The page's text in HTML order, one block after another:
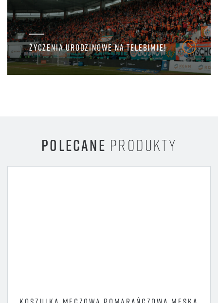
ŻYCZENIA URODZINOWE NA TELEBIMIE!
POLECANE PRODUKTY